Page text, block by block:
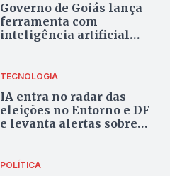
Governo de Goiás lança
ferramenta com
inteligência artificial
TECNOLOGIA
IA entra no radar das
eleições no Entorno e DF
e levanta alertas sobre
POLÍTICA